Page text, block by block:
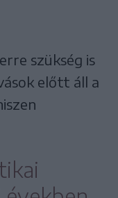
szükség is
előtt áll a